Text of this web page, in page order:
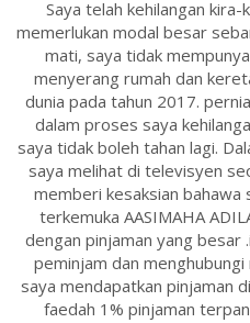
Saya telah kehilangan
memerlukan modal besar
mati, saya tidak
menyerang rumah dan
dunia pada tahun 2017.
dalam proses saya
saya tidak boleh tahan lagi.
saya melihat di televisyen
memberi kesaksian bahawa
terkemuka AASIMAHA
dengan pinjaman yang
peminjam dan
saya mendapatkan pinjaman
faedah 1% pinjaman